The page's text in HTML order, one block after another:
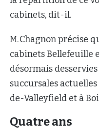
cabinets, dit-il.
M. Chagnon précise
cabinets Bellefeuille
désormais
succursales
de-Valleyfield et à
Quatre ans